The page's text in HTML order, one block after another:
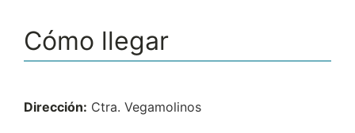
Cómo llegar
Dirección: Ctra. Vegamolinos